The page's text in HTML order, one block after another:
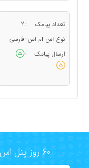
تعداد پیامک :
2
نوع اس ام اس : فارسی
ارسال پیامک
:
60 روز پنل اس ام اس رایگان، امتحان کنید!